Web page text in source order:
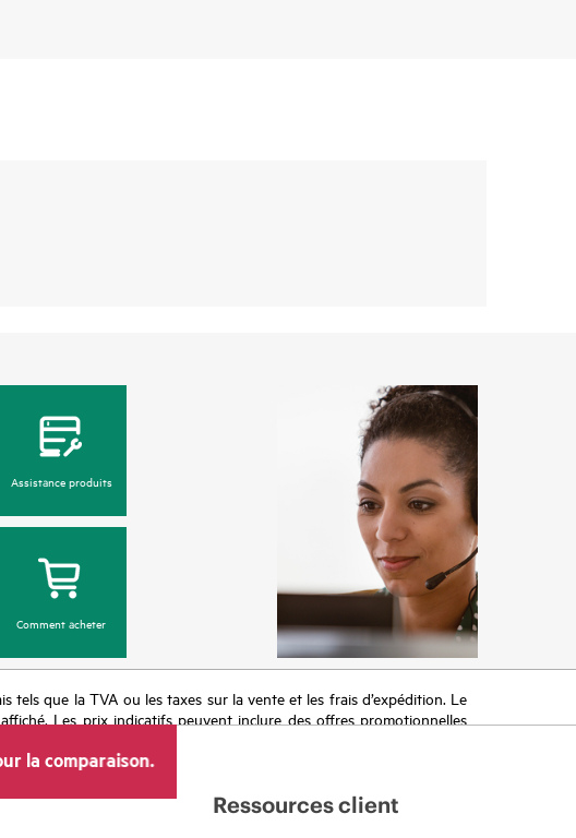
Assistance produits
Comment acheter
que la TVA ou les taxes sur la vente et les frais d’expédition. Le
Les prix indicatifs peuvent inclure des offres promotionnelles
la comparaison.
Ressources client